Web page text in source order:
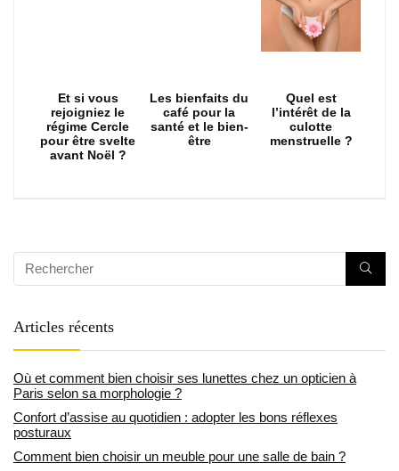
Et si vous
rejoigniez le
régime Cercle
pour être svelte
avant Noël ?
Les bienfaits du
café pour la
santé et le bien-
être
Quel est
l’intérêt de la
culotte
menstruelle ?
Articles récents
Où et comment bien choisir ses lunettes chez un opticien à
Paris selon sa morphologie ?
Confort d’assise au quotidien : adopter les bons réflexes
posturaux
Comment bien choisir un meuble pour une salle de bain ?